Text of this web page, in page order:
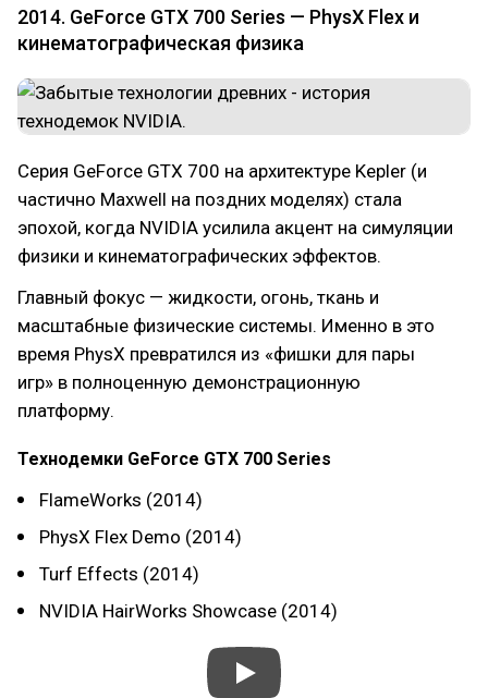
2014. GeForce GTX 700 Series — PhysX Flex и
кинематографическая физика
Серия GeForce GTX 700 на архитектуре Kepler (и
частично Maxwell на поздних моделях) стала
эпохой, когда NVIDIA усилила акцент на симуляции
физики и кинематографических эффектов.
Главный фокус — жидкости, огонь, ткань и
масштабные физические системы. Именно в это
время PhysX превратился из «фишки для пары
игр» в полноценную демонстрационную
платформу.
Технодемки GeForce GTX 700 Series
FlameWorks (2014)
PhysX Flex Demo (2014)
Turf Effects (2014)
NVIDIA HairWorks Showcase (2014)